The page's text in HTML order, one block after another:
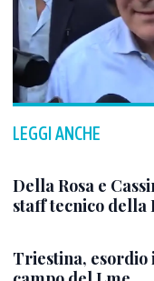
LEGGI ANCHE
Della Rosa e
staff tecnico della
Triestina, esordio